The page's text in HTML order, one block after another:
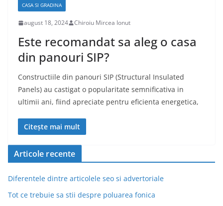
CASA SI GRADINA
august 18, 2024 Chiroiu Mircea Ionut
Este recomandat sa aleg o casa
din panouri SIP?
Constructiile din panouri SIP (Structural Insulated
Panels) au castigat o popularitate semnificativa in
ultimii ani, fiind apreciate pentru eficienta energetica,
Citește mai mult
Articole recente
Diferentele dintre articolele seo si advertoriale
Tot ce trebuie sa stii despre poluarea fonica